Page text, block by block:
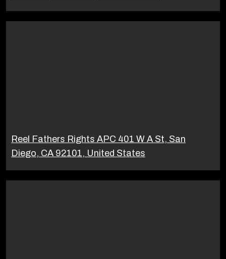
Reel Fathers Rights APC 401 W A St, San
Diego, CA 92101, United States